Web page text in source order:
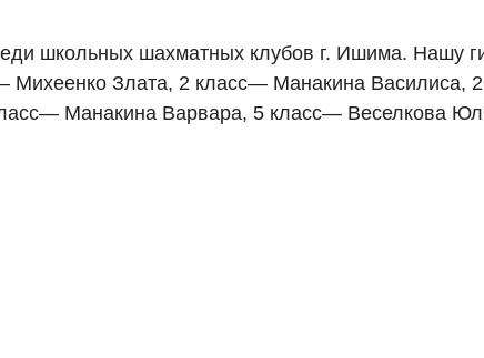
школьных шахматных клубов г. Ишима. Нашу
Злата, 2 класс— Манакина Василиса,
Манакина Варвара, 5 класс— Веселкова